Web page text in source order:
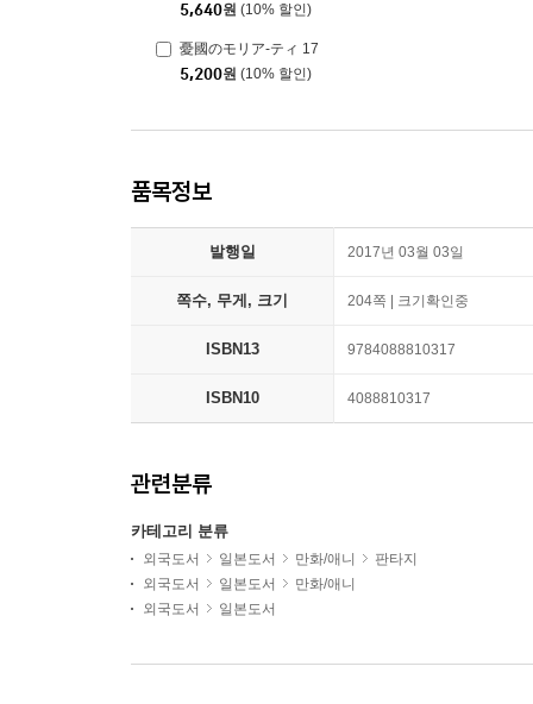
5,640원 (10% 할인)
憂國のモリア-ティ 17
5,200원 (10% 할인)
품목정보
발행일 2017년 03월 03일
쪽수, 무게, 크기 204쪽 | 크기확인중
ISBN13 9784088810317
ISBN10 4088810317
관련분류
카테고리 분류
외국도서 일본도서 만화/애니
판타지
외국도서
일본도서
만화/애니
외국도서
일본도서